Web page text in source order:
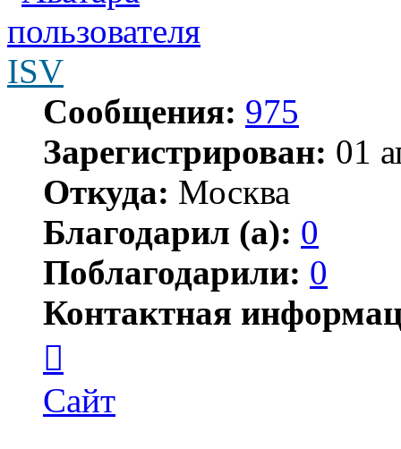
ISV
Сообщения: 975
Зарегистрирован: 01
Откуда: Москва
Благодарил (а): 0
Поблагодарили: 0
Контактная
пользователя
ISV
Сайт